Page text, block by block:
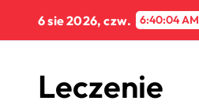
content
6 sie 2026, czw. 6:40:05 AM
Leczenie